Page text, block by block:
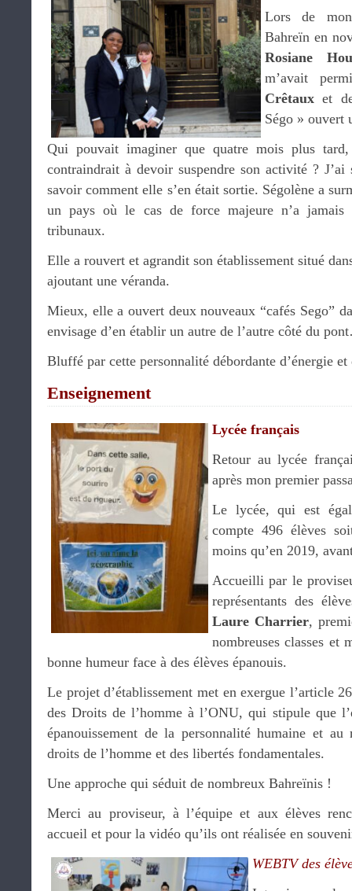
Lors de mon
Bahreïn en
Rosiane
m’avait
Crêtaux et
Ségo » ouvert
Qui pouvait imaginer que quatre mois plus
contraindrait à devoir suspendre son activité ?
savoir comment elle s’en était sortie. Ségolène a
un pays où le cas de force majeure n’a
tribunaux.
Elle a rouvert et agrandit son établissement situé
ajoutant une véranda.
Mieux, elle a ouvert deux nouveaux “cafés Sego”
envisage d’en établir un autre de l’autre côté du
Bluffé par cette personnalité débordante d’énergie
Enseignement
Lycée français
Retour au lycée
après mon premier
Le lycée, qui est
compte 496 élèves
moins qu’en 2019,
Accueilli par le
représentants des
Laure Charrier,
nombreuses classes et
bonne humeur face à des élèves épanouis.
Le projet d’établissement met en exergue l’article
des Droits de l’homme à l’ONU, qui stipule que
épanouissement de la personnalité humaine et au
droits de l’homme et des libertés fondamentales.
Une approche qui séduit de nombreux Bahreïnis !
Merci au proviseur, à l’équipe et aux élèves
accueil et pour la vidéo qu’ils ont réalisée en
WEBTV des